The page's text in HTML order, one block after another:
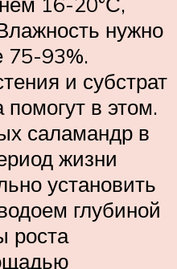
нужно
75-93%.
и субстрат
помогут в этом.
саламандр в
жизни
установить
глубиной
роста